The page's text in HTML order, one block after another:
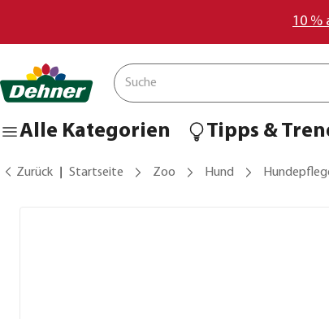
10 %
Alle Kategorien Tipps &
Zurück Startseite Zoo Hund